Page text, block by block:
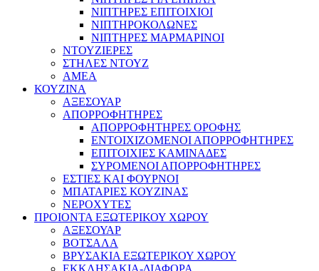
ΝΙΠΤΗΡΕΣ ΕΠΙΤΟΙΧΙΟΙ
ΝΙΠΤΗΡΟΚΟΛΩΝΕΣ
ΝΙΠΤΗΡΕΣ ΜΑΡΜΑΡΙΝΟΙ
ΝΤΟΥΖΙΕΡΕΣ
ΣΤΗΛΕΣ ΝΤΟΥΖ
ΑΜΕΑ
ΚΟΥΖΙΝΑ
ΑΞΕΣΟΥΑΡ
ΑΠΟΡΡΟΦΗΤΗΡΕΣ
ΑΠΟΡΡΟΦΗΤΗΡΕΣ ΟΡΟΦΗΣ
ΕΝΤΟΙΧΙΖΟΜΕΝΟΙ ΑΠΟΡΡΟΦΗΤΗΡΕΣ
ΕΠΙΤΟΙΧΙΕΣ ΚΑΜΙΝΑΔΕΣ
ΣΥΡΟΜΕΝΟΙ ΑΠΟΡΡΟΦΗΤΗΡΕΣ
ΕΣΤΙΕΣ ΚΑΙ ΦΟΥΡΝΟΙ
ΜΠΑΤΑΡΙΕΣ ΚΟΥΖΙΝΑΣ
ΝΕΡΟΧΥΤΕΣ
ΠΡΟΙΟΝΤΑ ΕΞΩΤΕΡΙΚΟΥ ΧΩΡΟΥ
ΑΞΕΣΟΥΑΡ
ΒΟΤΣΑΛΑ
ΒΡΥΣΑΚΙΑ ΕΞΩΤΕΡΙΚΟΥ ΧΩΡΟΥ
ΕΚΚΛΗΣΑΚΙΑ-ΔΙΑΦΟΡΑ